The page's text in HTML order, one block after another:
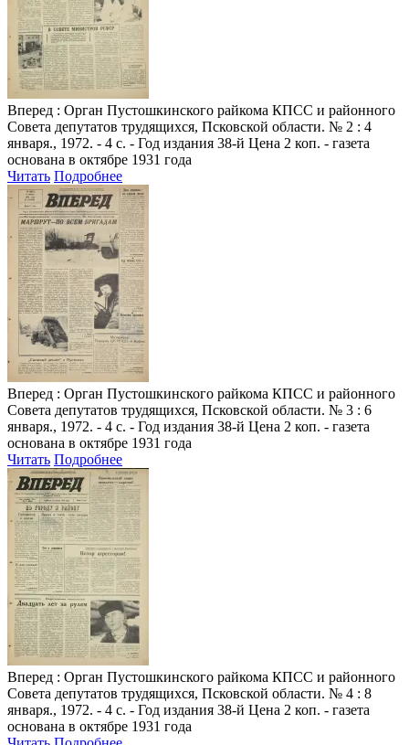
Вперед : Орган Пустошкинского райкома КПСС и районного
Совета депутатов трудящихся, Псковской области. № 2 : 4
января., 1972. - 4 с. - Год издания 38-й Цена 2 коп. - газета
основана в октябре 1931 года
Читать Подробнее
Вперед : Орган Пустошкинского райкома КПСС и районного
Совета депутатов трудящихся, Псковской области. № 3 : 6
января., 1972. - 4 с. - Год издания 38-й Цена 2 коп. - газета
основана в октябре 1931 года
Читать Подробнее
Вперед : Орган Пустошкинского райкома КПСС и районного
Совета депутатов трудящихся, Псковской области. № 4 : 8
января., 1972. - 4 с. - Год издания 38-й Цена 2 коп. - газета
основана в октябре 1931 года